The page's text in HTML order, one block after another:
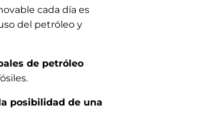
cada día es
del petróleo y
de petróleo
posibilidad de una